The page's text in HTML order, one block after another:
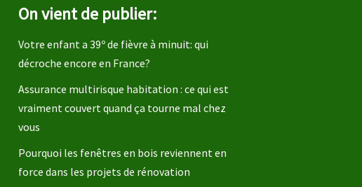
On vient de publier:
Votre enfant a 39º de fièvre à minuit: qui
décroche encore en France?
Assurance multirisque habitation : ce qui est
vraiment couvert quand ça tourne mal chez
vous
Pourquoi les fenêtres en bois reviennent en
force dans les projets de rénovation